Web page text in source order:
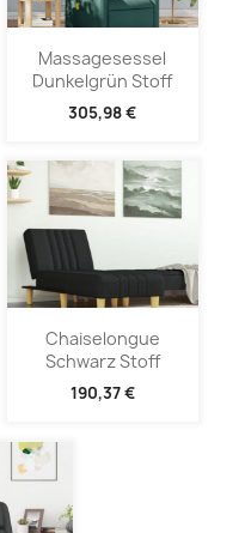
Massagesessel
Dunkelgrün Stoff
305,98 €
Chaiselongue
Schwarz Stoff
190,37 €